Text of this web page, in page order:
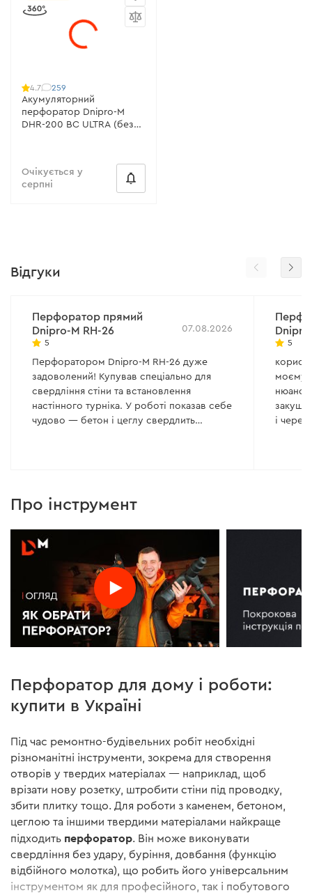
4.7 259
Акумуляторний
перфоратор Dnipro-M
DHR-200 BC ULTRA (без
Очікується у
серпні
Відгуки
Перфоратор прямий
Dnipro-M RH-26
5
07.08.2026
Перфоратором Dnipro-M RH-26 дуже
задоволений! Купував спеціально для
свердління стіни та встановлення
настінного турніка. У роботі показав себе
чудово — бетон і цеглу свердлить
Сам перфоратор зручний у руках,
RH-26 чудовим варіантом для дому.
Покупкою дуже задоволений,
рекомендую! 💪👍
5
моєму
і
Про інструмент
Перфоратор для дому і роботи:
купити в Україні
Під час ремонтно-будівельних робіт необхідні
різноманітні інструменти, зокрема для створення
отворів у твердих матеріалах — наприклад, щоб
врізати нову розетку, штробити стіни під проводку,
збити плитку тощо. Для роботи з каменем, бетоном,
цеглою та іншими твердими матеріалами найкраще
підходить перфоратор. Він може виконувати
свердління без удару, буріння, довбання (функцію
відбійного молотка), що робить його універсальним
інструментом як для професійного, так і побутового